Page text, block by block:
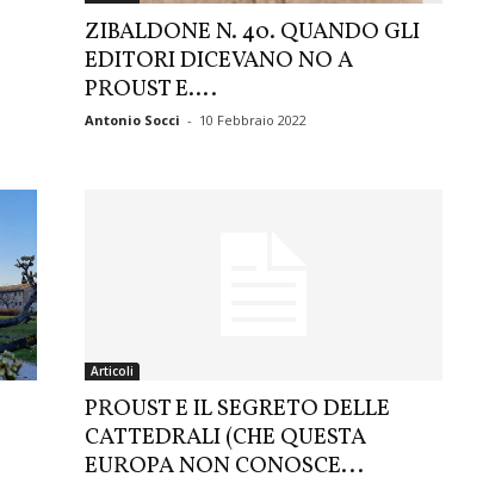
ZIBALDONE N. 40. QUANDO GLI
EDITORI DICEVANO NO A
PROUST E….
Antonio Socci - 10 Febbraio 2022
Articoli
PROUST E IL SEGRETO DELLE
CATTEDRALI (CHE QUESTA
EUROPA NON CONOSCE...